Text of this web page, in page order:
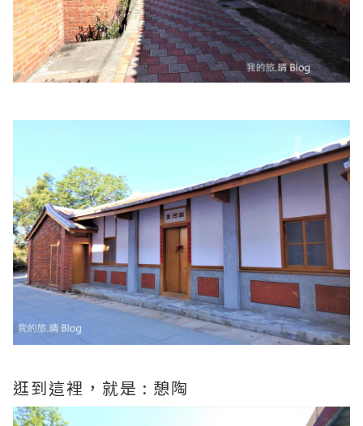
逛到這裡，就是 : 憩陶